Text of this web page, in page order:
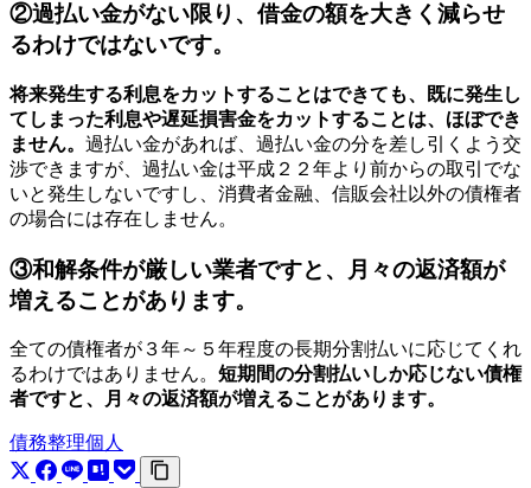
②過払い金がない限り、借金の額を大きく減らせ
るわけではないです。
将来発生する利息をカットすることはできても、既に発生し
てしまった利息や遅延損害金をカットすることは、ほぼでき
ません。 過払い金があれば、過払い金の分を差し引くよう交
渉できますが、過払い金は平成２２年より前からの取引でな
いと発生しないですし、消費者金融、信販会社以外の債権者
の場合には存在しません。
③和解条件が厳しい業者ですと、月々の返済額が
増えることがあります。
全ての債権者が３年～５年程度の長期分割払いに応じてくれ
るわけではありません。 短期間の分割払いしか応じない債権
者ですと、月々の返済額が増えることがあります。
債務整理個人